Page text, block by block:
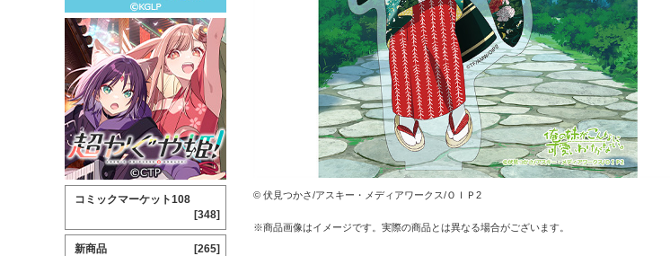
© 伏見つかさ/アスキー・メディアワークス/ＯＩＰ2
※商品画像はイメージです。実際の商品とは異なる場合がございます。
コミックマーケット108
[348]
新商品 [265]